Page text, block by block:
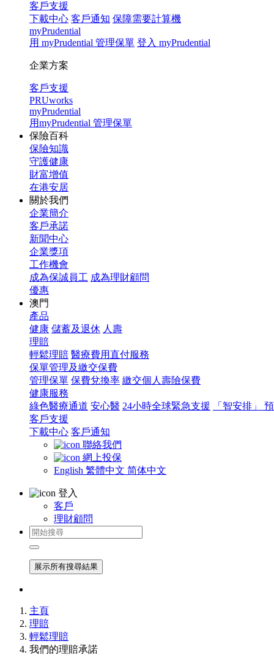
客戶支援
下載中心 客戶通知 保障需要計算機
myPrudential
用 myPrudential 管理保單 登入 myPrudential
企業方案
客戶支援
PRUworks
myPrudential
用myPrudential 管理保單
保險百科
保險知識
守護健康
財富增值
在港安居
關於我們
企業簡介
客戶承諾
新聞中心
企業獎項
工作機會
成為保誠員工 成為理財顧問
優惠
澳門
產品
健康 儲蓄及退休 人壽
理賠
輕鬆理賠 醫療費用直付服務
保單管理及繳交保費
管理保單 保費兌換率 繳交個人壽險保費
健康服務
綠色醫療通道 安心醫 24小時全球緊急支援
「智安排」
客戶支援
下載中心 客戶通知
聯絡我們
網上投保
English 繁體中文 简体中文
登入
客戶
理財顧問
展示所有搜尋結果
主頁
理賠
輕鬆理賠
我們的理賠承諾